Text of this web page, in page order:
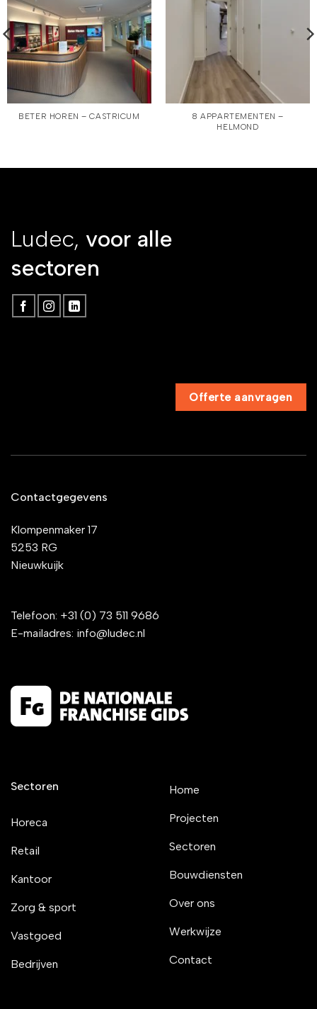
BETER HOREN – CASTRICUM
8 APPARTEMENTEN –
HELMOND
Ludec, voor alle
sectoren
Offerte aanvragen
Contactgegevens
Klompenmaker 17
5253 RG
Nieuwkuijk
Telefoon: +31 (0) 73 511 9686
E-mailadres: info@ludec.nl
Sectoren
Horeca
Retail
Kantoor
Zorg & sport
Vastgoed
Bedrijven
Home
Projecten
Sectoren
Bouwdiensten
Over ons
Werkwijze
Contact